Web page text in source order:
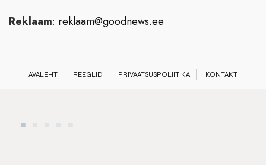
Reklaam: reklaam@goodnews.ee
AVALEHT REEGLID PRIVAATSUSPOLIITIKA KONTAKT